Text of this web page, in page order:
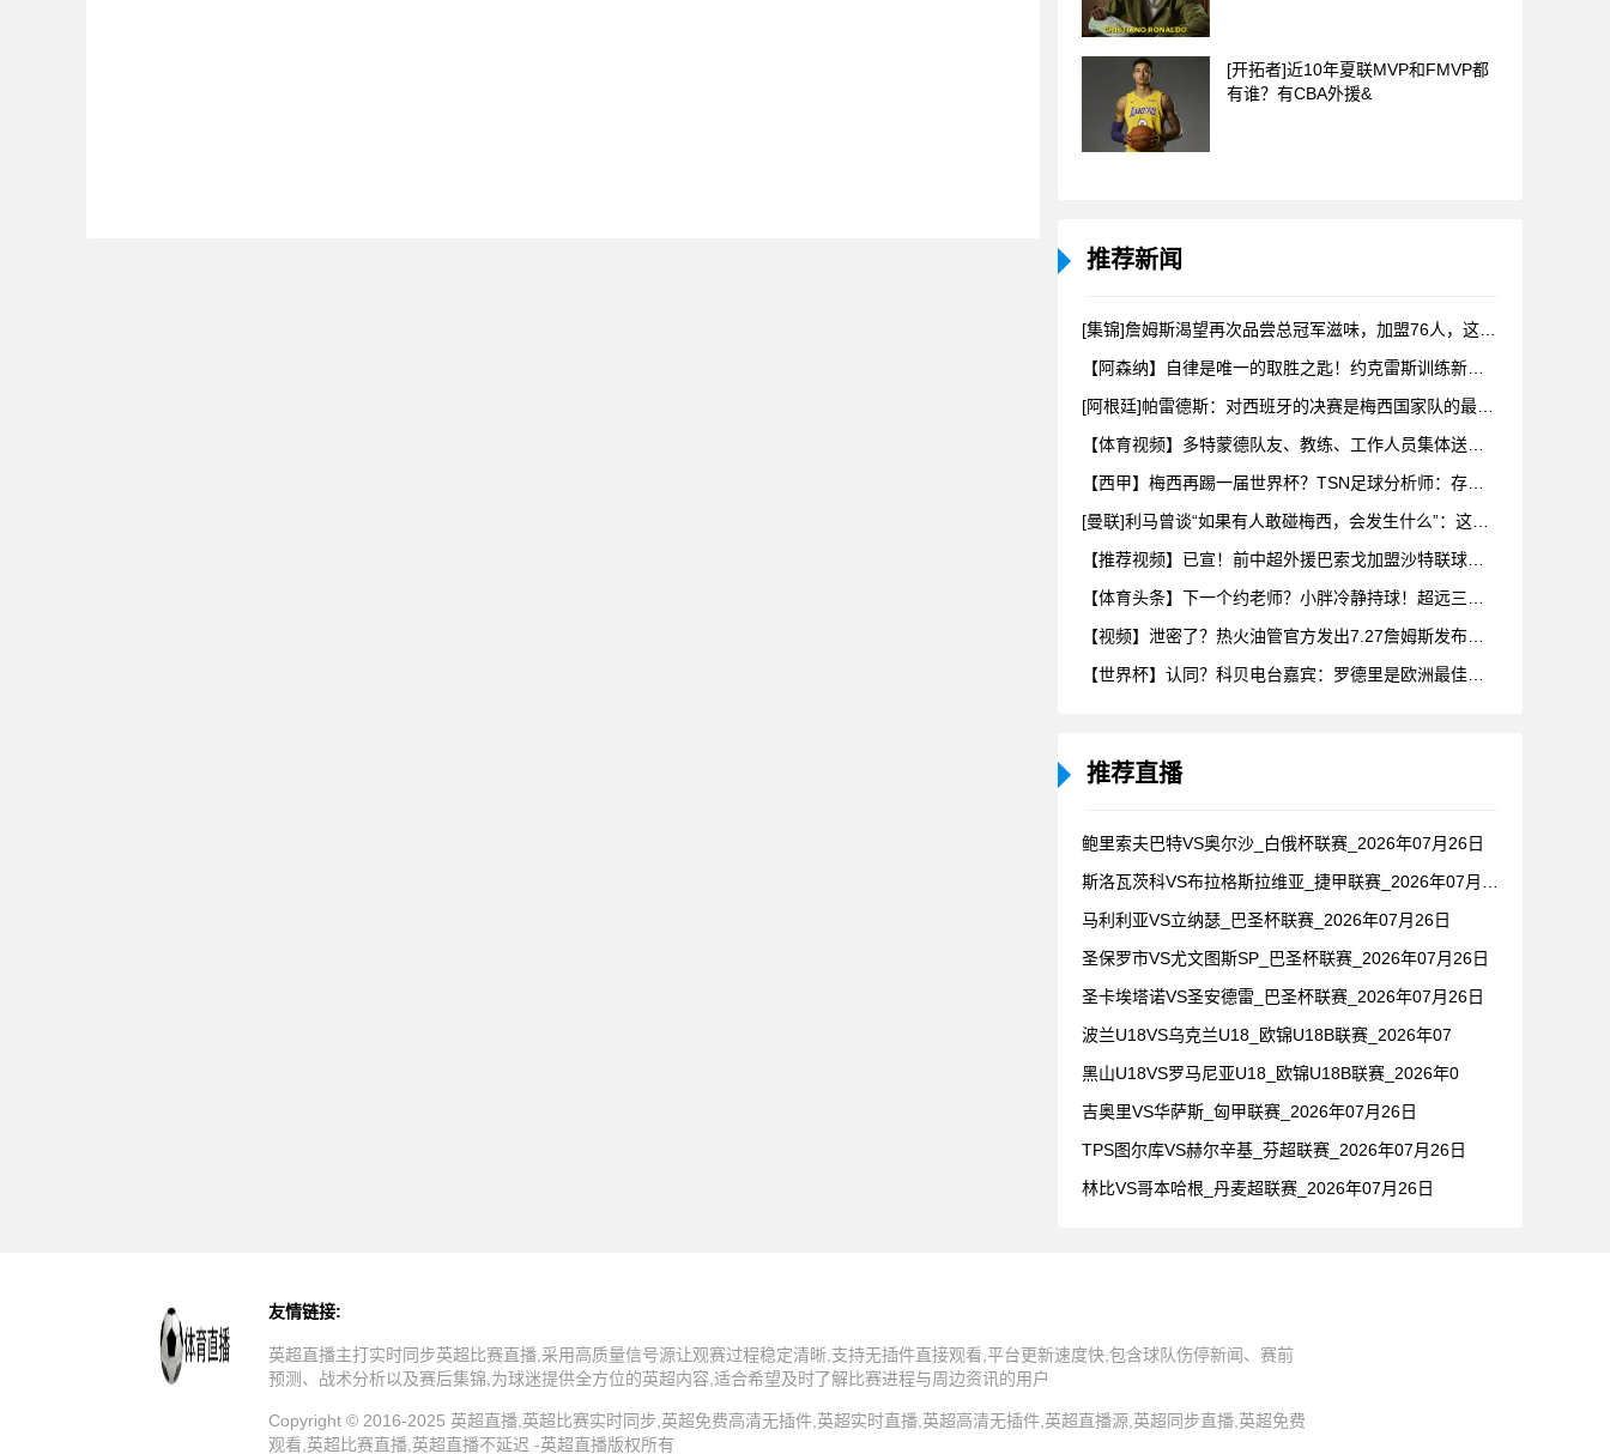
[开拓者]近10年夏联MVP和FMVP都
有谁？有CBA外援&
推荐新闻
推荐直播
鲍里索夫巴特VS奥尔沙_白俄杯联赛_2026年07月26日
马利利亚VS立纳瑟_巴圣杯联赛_2026年07月26日
圣保罗市VS尤文图斯SP_巴圣杯联赛_2026年07月26日
圣卡埃塔诺VS圣安德雷_巴圣杯联赛_2026年07月26日
波兰U18VS乌克兰U18_欧锦U18B联赛_2026年07
黑山U18VS罗马尼亚U18_欧锦U18B联赛_2026年0
吉奥里VS华萨斯_匈甲联赛_2026年07月26日
TPS图尔库VS赫尔辛基_芬超联赛_2026年07月26日
林比VS哥本哈根_丹麦超联赛_2026年07月26日
友情链接:
英超直播主打实时同步英超比赛直播,采用高质量信号源让观赛过程稳定清晰,支持无插件直接观看,平台更新速度快,包含球队伤停新闻、赛前
预测、战术分析以及赛后集锦,为球迷提供全方位的英超内容,适合希望及时了解比赛进程与周边资讯的用户
Copyright © 2016-2025 英超直播,英超比赛实时同步,英超免费高清无插件,英超实时直播,英超高清无插件,英超直播源,英超同步直播,英超免费
观看,英超比赛直播,英超直播不延迟 -英超直播版权所有